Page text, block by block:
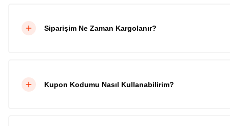
Siparişim Ne Zaman Kargolanır?
Kupon Kodumu Nasıl Kullanabilirim?